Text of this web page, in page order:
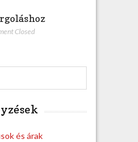
Closed
e
és árak